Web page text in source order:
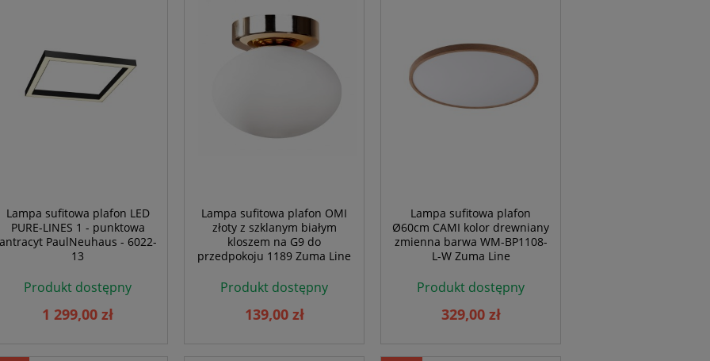
Lampa sufitowa plafon LED
PURE-LINES 1 - punktowa
PaulNeuhaus - 6022-
13
Produkt dostępny
1 299,00 zł
Lampa sufitowa plafon OMI
złoty z szklanym białym
kloszem na G9 do
przedpokoju 1189 Zuma Line
Produkt dostępny
139,00 zł
Lampa sufitowa plafon
Ø60cm CAMI kolor drewniany
zmienna barwa WM-BP1108-
L-W Zuma Line
Produkt dostępny
329,00 zł